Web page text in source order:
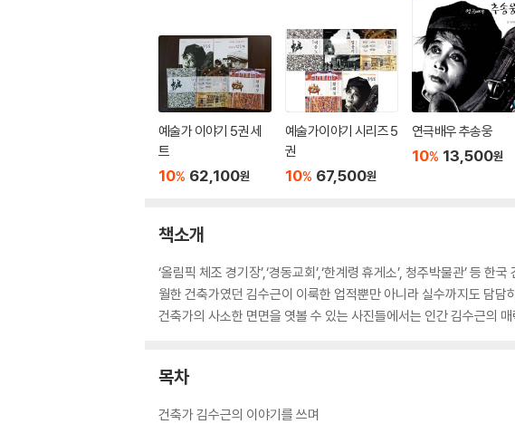
예술가 이야기 5권 세
트
10% 62,100원
예술가이야기 시리즈 5
권
10% 67,500원
연극배우 추송웅
10% 13,500원
책소개
‘올림픽 체조 경기장’,‘경동교회’,‘한계령 휴게소’, 청주박물관’ 등
월한 건축가였던 김수근이 이룩한 업적뿐만 아니라 실수까지도 담
건축가의 사소한 면면을 엿볼 수 있는 사진들에서는 인간 김수근의
목차
건축가 김수근의 이야기를 쓰며